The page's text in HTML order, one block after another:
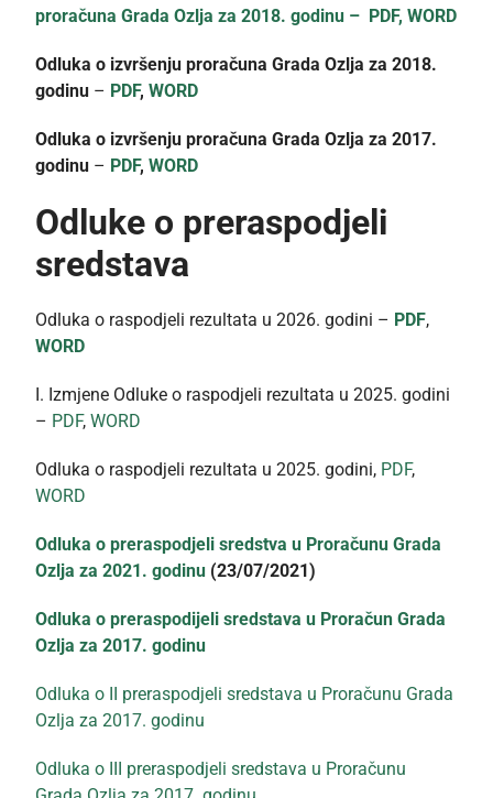
proračuna Grada Ozlja za 2018. godinu – PDF, WORD
Odluka o izvršenju proračuna Grada Ozlja za 2018.
godinu – PDF,WORD
Odluka o izvršenju proračuna Grada Ozlja za 2017.
godinu – PDF,WORD
Odluke o preraspodjeli
sredstava
Odluka o raspodjeli rezultata u 2026. godini – PDF,
WORD
I. Izmjene Odluke o raspodjeli rezultata u 2025. godini
– PDF,WORD
Odluka o raspodjeli rezultata u 2025. godini, PDF,
WORD
Odluka o preraspodjeli sredstva u Proračunu Grada
Ozlja za 2021. godinu (23/07/2021)
Odluka o preraspodijeli sredstava u Proračun Grada
Ozlja za 2017. godinu
Odluka o II preraspodjeli sredstava u Proračunu Grada
Ozlja za 2017. godinu
Odluka o III preraspodjeli sredstava u Proračunu